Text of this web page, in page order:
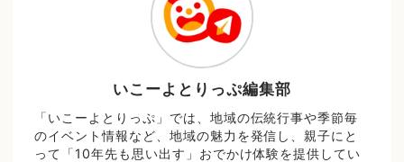
いこーよとりっぷ編集部
「いこーよとりっぷ」では、地域の伝統行事や季節毎
のイベント情報など、地域の魅力を発信し、親子にと
って「10年先も思い出す」おでかけ体験を提供してい